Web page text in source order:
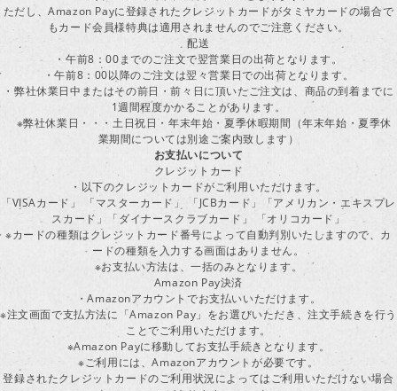
ただし、Amazon Payに登録されたクレジットカードがタミヤカードの場合で
もカード会員様特典は適用されませんのでご注意ください。
配送
・午前8：00までのご注文で翌営業日の出荷となります。
・午前8：00以降のご注文は翌々営業日での出荷となります。
・弊社休業日中またはその前日・前々日に頂いたご注文は、商品の到着までに
1週間程度かかることがあります。
※弊社休業日・・・土日祝日・年末年始・夏季休暇期間（年末年始・夏季休
業期間については別途ご案内致します）
お支払いについて
クレジットカード
・以下のクレジットカードがご利用いただけます。
「VISAカード」 「マスターカード」 「JCBカード」「アメリカン・エキスプレ
スカード」「ダイナースクラブカード」 「オリコカード」
※カードの種類はクレジットカード番号によって自動判別いたしますので、カ
ードの種類を入力する画面はありません。
※お支払い方法は、一括のみとなります。
Amazon Pay決済
・Amazonアカウントでお支払いいただけます。
※注文画面で支払方法に「Amazon Pay」をお選びいただき、注文手続きを行う
ことでご利用いただけます。
※Amazon Payに移動してお支払手続きとなります。
※ご利用には、Amazonアカウントが必要です。
登録されたクレジットカードのご利用状況によってはご利用いただけない場合